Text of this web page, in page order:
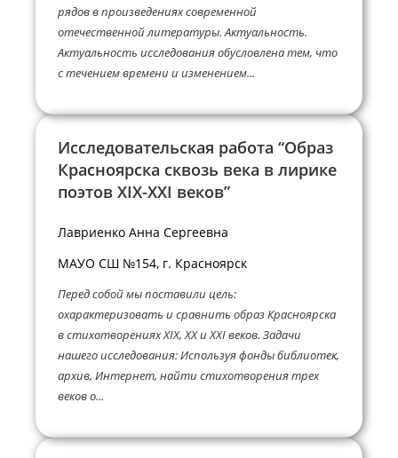
рядов в произведениях современной
отечественной литературы. Актуальность.
Актуальность исследования обусловлена тем, что
с течением времени и изменением...
Исследовательская работа “Образ
Красноярска сквозь века в лирике
поэтов XIX-XXI веков”
Лавриенко Анна Сергеевна
МАУО СШ №154, г. Красноярск
Перед собой мы поставили цель:
охарактеризовать и сравнить образ Красноярска
в стихотворениях XIX, XX и XXI веков. Задачи
нашего исследования: Используя фонды библиотек,
архив, Интернет, найти стихотворения трех
веков о...